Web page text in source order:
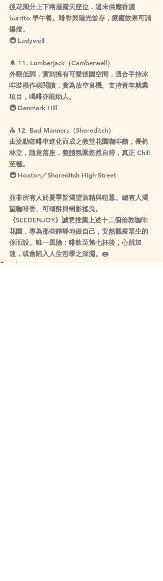
後花園分上下兩層露天座位，週末供應香濃
burrito 早午餐。啡香與陽光並存，療癒效果可謂
爆燈。
🚇 Ladywell
🌲 11. Lumberjack（Camberwell）
外觀低調，實則擁有可愛後園空間，適合手持冰
啡裝模作樣閱讀，實為放空良機。支持青年就業
項目，喝啡亦能助人。
🚇 Denmark Hill
⛪ 12. Bad Manners（Shoreditch）
由流動咖啡車進化而成之教堂花園咖啡館，長椅
林立，隨意落座，整體氛圍悠然自得，真正 Chill
至極。
🚇 Hoxton／Shoreditch High Street
並非所有人於夏季皆渴望酒精與喧囂。總有人渴
望咖啡香、可頌酥與樹影搖曳。
《SEEDENJOY》誠意推薦上述十二個倫敦咖啡
花園，專為那些靜靜地做自己，安然觀察眾生的
你而設。唯一風險：啡飲至第七杯後，心跳加
速，或會陷入人生哲學之深淵。🍩
Food